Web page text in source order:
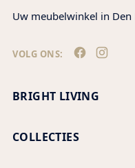
Uw meubelwinkel in Den
VOLG ONS:
BRIGHT LIVING
COLLECTIES